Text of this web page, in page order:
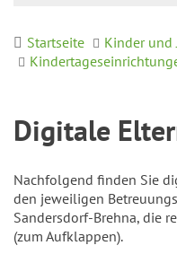
Startseite
Kinder und
Digitale
Nachfolgend finden Sie
den jeweiligen
Sandersdorf-Brehna, die
(zum Aufklappen).